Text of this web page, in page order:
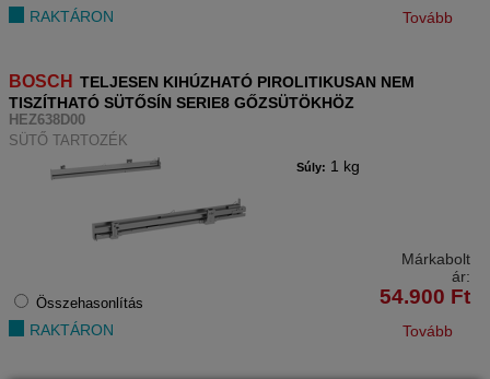
RAKTÁRON Tovább
BOSCH
TELJESEN KIHÚZHATÓ PIROLITIKUSAN NEM
TISZÍTHATÓ SÜTŐSÍN SERIE8 GŐZSÜTÖKHÖZ
HEZ638D00
SÜTŐ TARTOZÉK
Súly: 1 kg
Összehasonlítás
RAKTÁRON
Márkabolt
ár:
54.900 Ft
Tovább